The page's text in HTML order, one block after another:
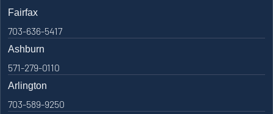
Fairfax
703-636-5417
Ashburn
571-279-0110
Arlington
703-589-9250